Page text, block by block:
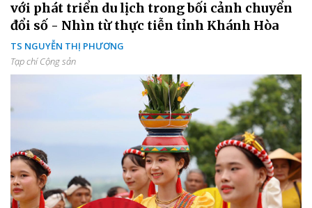
với phát triển du lịch trong bối cảnh chuyển
đổi số - Nhìn từ thực tiễn tỉnh Khánh Hòa
TS NGUYỄN THỊ PHƯƠNG
Tạp chí Cộng sản